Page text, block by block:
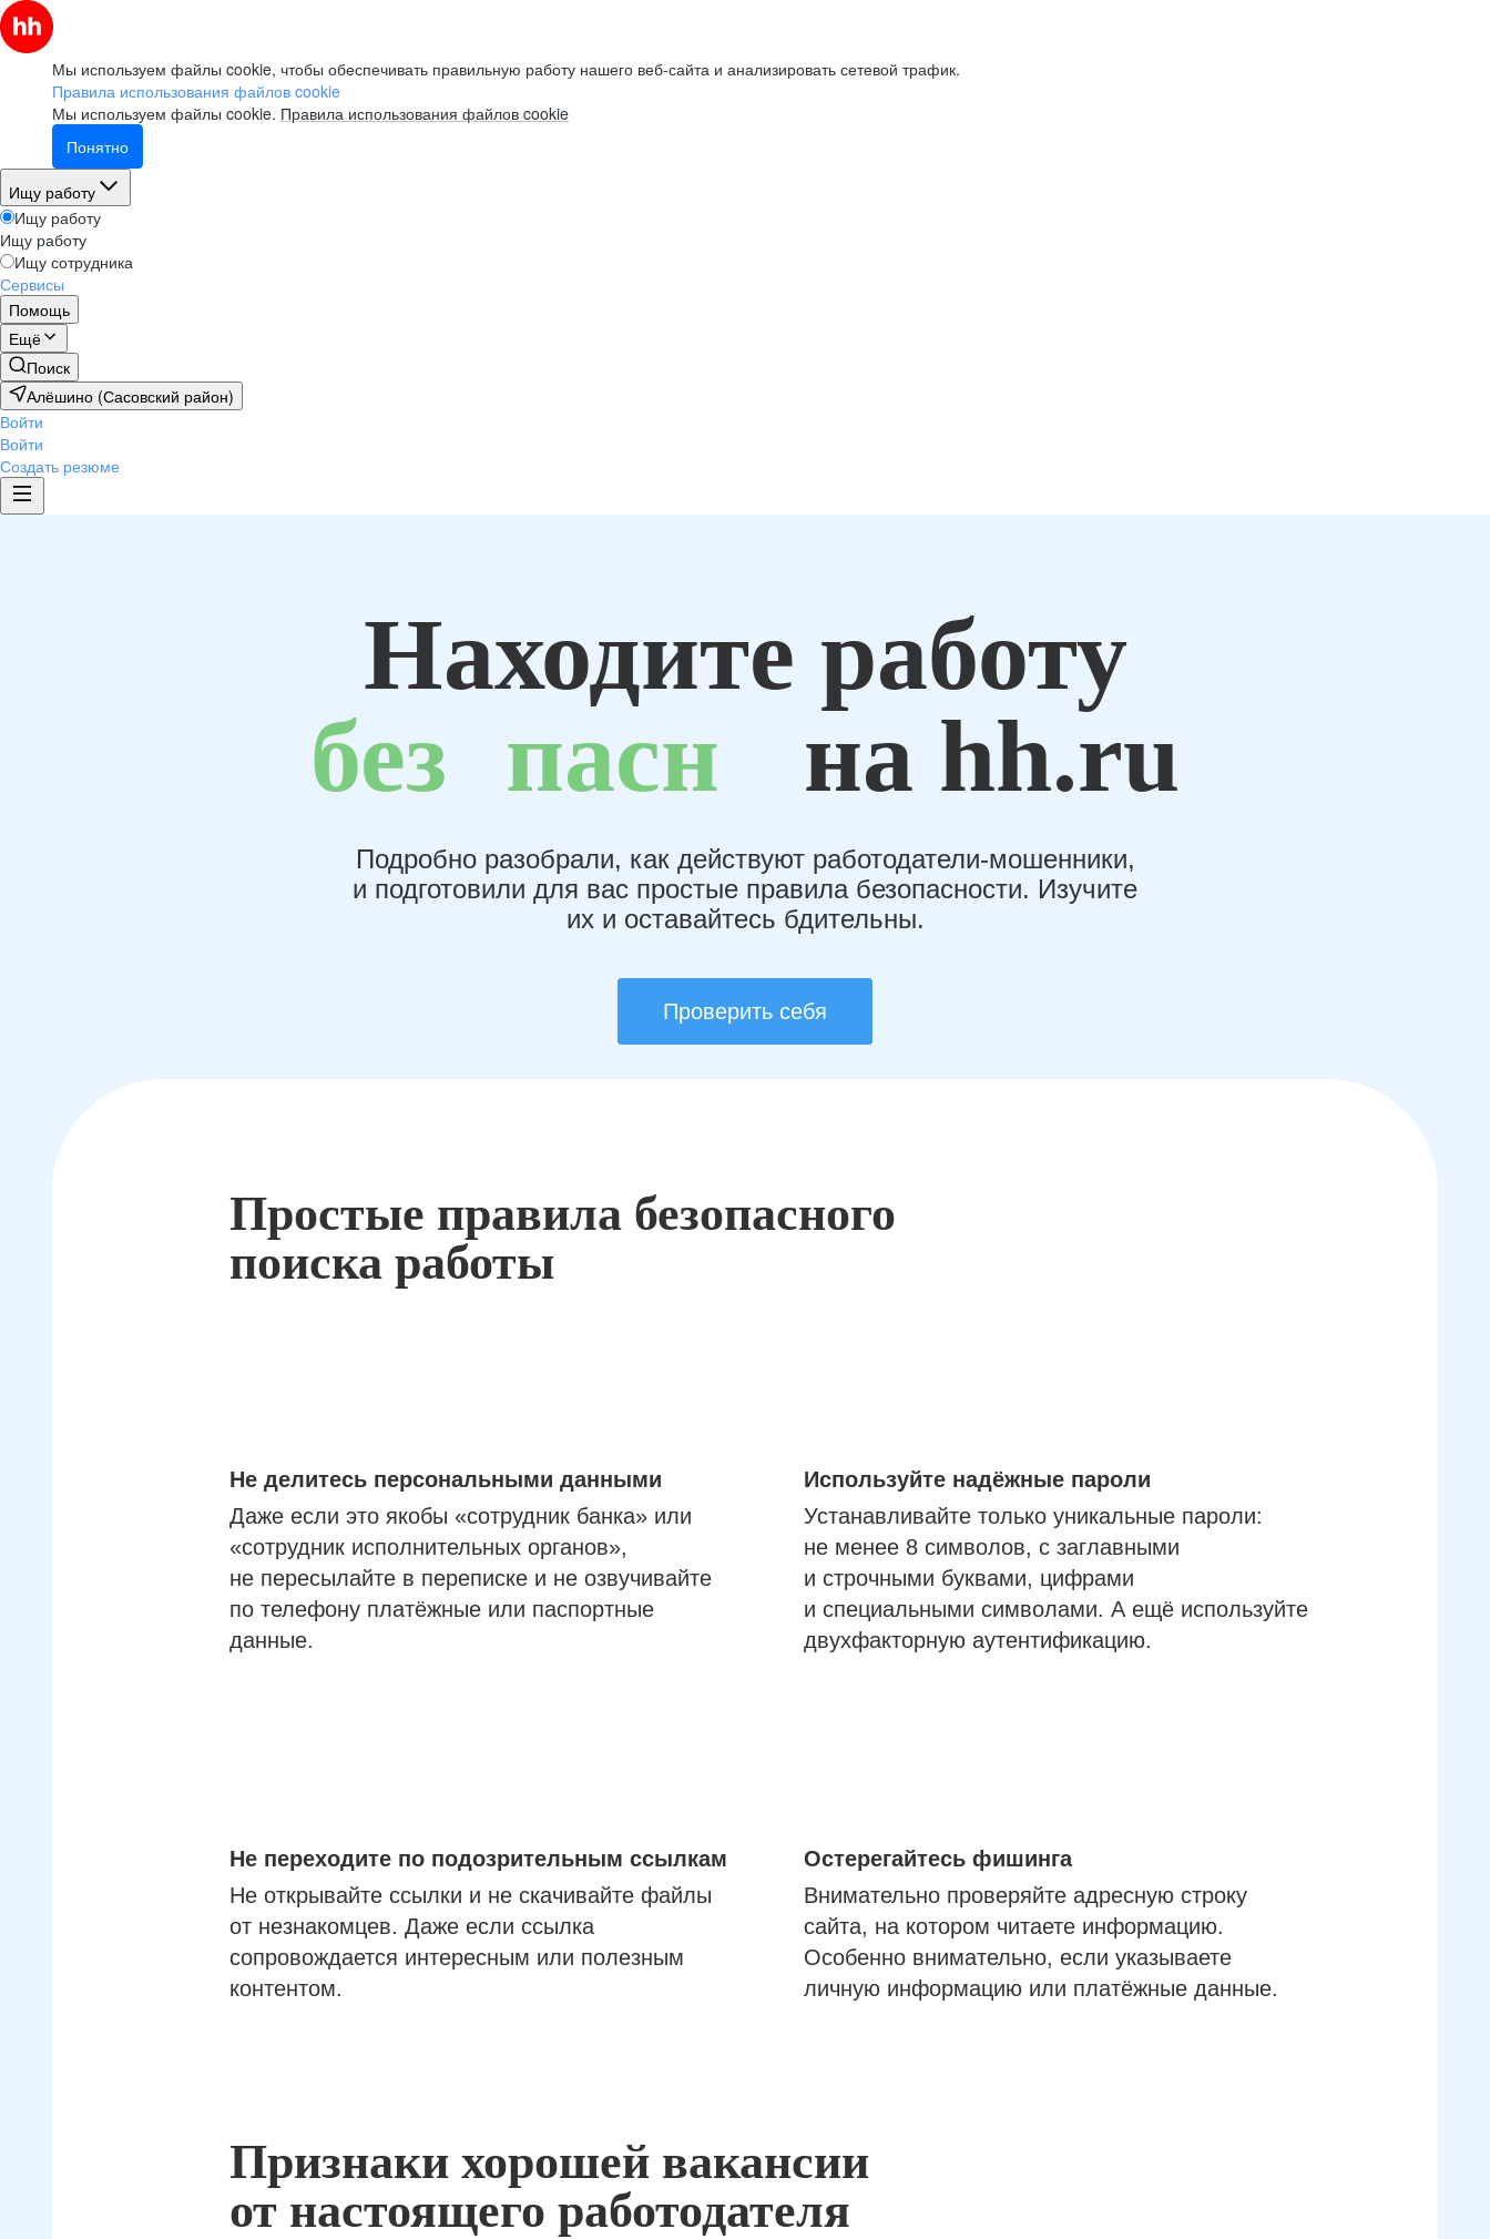
Мы используем файлы cookie, чтобы обеспечивать правильную работу нашего веб-сайта и анализировать сетевой трафик.
Правила использования файлов cookie
Мы используем файлы cookie. Правила использования файлов cookie
Понятно
Ищу работу
Ищу работу
Ищу работу
Ищу сотрудника
Сервисы
Помощь
Ещё
Поиск
Алёшино (Сасовский район)
Войти
Войти
Создать резюме
Находите работу
без пасн на hh.ru
Подробно разобрали, как действуют работодатели-мошенники,
и подготовили для вас простые правила безопасности. Изучите
их и оставайтесь бдительны.
Проверить себя
Простые правила безопасного
поиска работы
Не делитесь персональными данными
Даже если это якобы «сотрудник банка» или
«сотрудник исполнительных органов»,
не пересылайте в переписке и не озвучивайте
по телефону платёжные или паспортные
данные.
Используйте надёжные пароли
Устанавливайте только уникальные пароли:
не менее 8 символов, с заглавными
и строчными буквами, цифрами
и специальными символами. А ещё используйте
двухфакторную аутентификацию.
Не переходите по подозрительным ссылкам
Не открывайте ссылки и не скачивайте файлы
от незнакомцев. Даже если ссылка
сопровождается интересным или полезным
контентом.
Остерегайтесь фишинга
Внимательно проверяйте адресную строку
сайта, на котором читаете информацию.
Особенно внимательно, если указываете
личную информацию или платёжные данные.
Признаки хорошей вакансии
от настоящего работодателя